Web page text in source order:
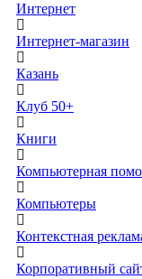
Интернет
Интернет-магазин
Казань
Клуб 50+
Книги
Компьютерная
Компьютеры
Контекстная
Корпоративный